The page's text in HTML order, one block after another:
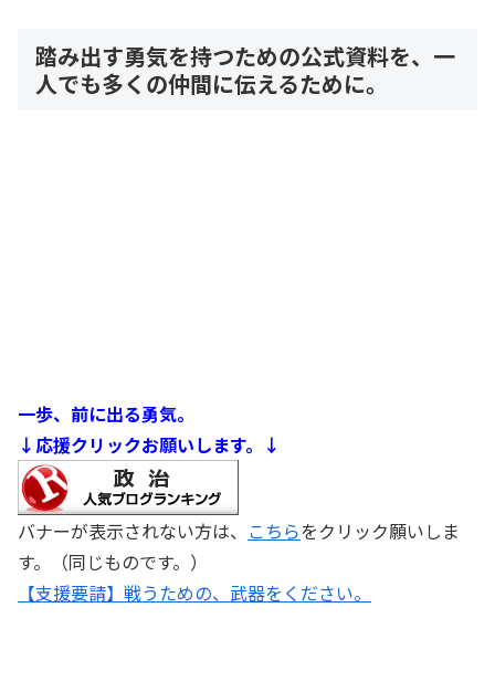
踏み出す勇気を持つための公式資料を、一
人でも多くの仲間に伝えるために。
一歩、前に出る勇気。
↓応援クリックお願いします。↓
バナーが表示されない方は、 こちらをクリック願いしま
す。（同じものです。）
【支援要請】戦うための、武器をください。